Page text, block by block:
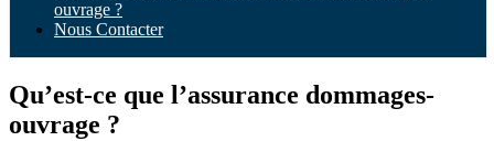
ouvrage ?
Nous Contacter
Qu’est-ce que l’assurance dommages-
ouvrage ?